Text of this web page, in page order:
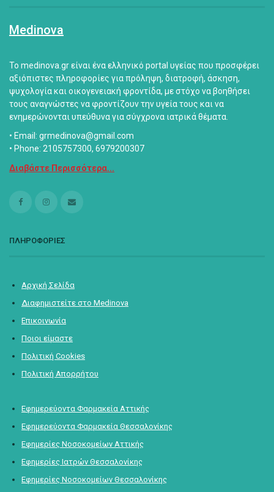
Medinova
Το medinova.gr είναι ένα ελληνικό portal υγείας που προσφέρει
αξιόπιστες πληροφορίες για πρόληψη, διατροφή, άσκηση,
ψυχολογία και οικογενειακή φροντίδα, με στόχο να βοηθήσει
τους αναγνώστες να φροντίζουν την υγεία τους και να
ενημερώνονται υπεύθυνα για σύγχρονα ιατρικά θέματα.
• Email: grmedinova@gmail.com
• Phone: 2105757300, 6979200307
Διαβάστε Περισσότερα...
ΠΛΗΡΟΦΟΡΙΕΣ
Αρχική Σελίδα
Διαφημιστείτε στο Medinova
Επικοινωνία
Ποιοι είμαστε
Πολιτική Cookies
Πολιτική Απορρήτου
Εφημερεύοντα Φαρμακεία Αττικής
Εφημερεύοντα Φαρμακεία Θεσσαλονίκης
Εφημερίες Νοσοκομείων Αττικής
Εφημερίες Ιατρών Θεσσαλονίκης
Εφημερίες Νοσοκομείων Θεσσαλονίκης